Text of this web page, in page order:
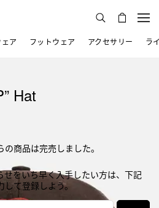
ア フットウェア アクセサリー ラ
Hat
商品は完売しました。
せをいち早く入手したい方は、下記
て登録しよう。